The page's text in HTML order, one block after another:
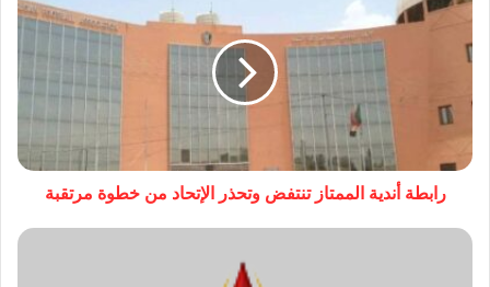
رابطة أندية الممتاز تنتفض وتحذر الإتحاد من خطوة مرتقبة